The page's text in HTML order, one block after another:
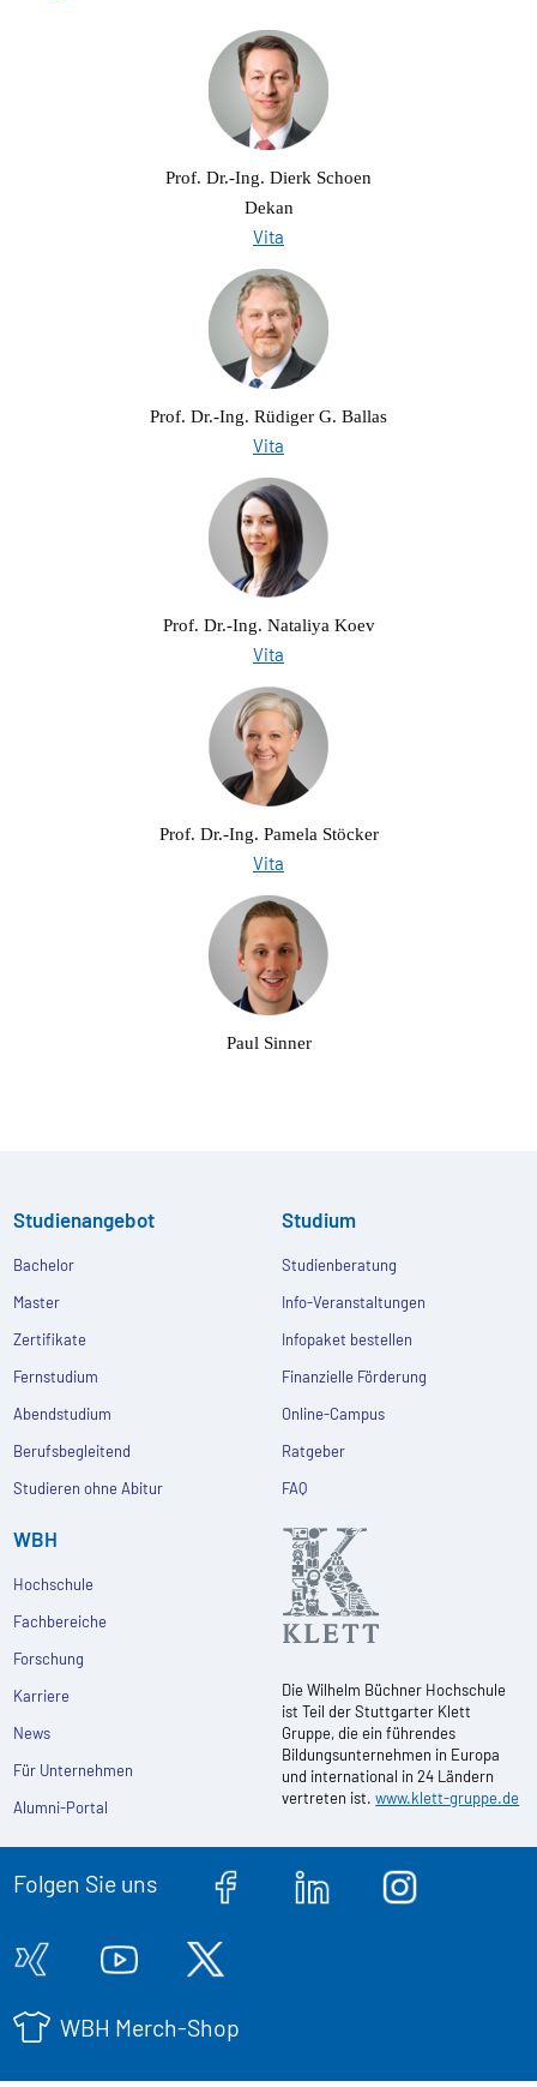
Prof. Dr.-Ing. Dierk Schoen
Dekan
Vita
Prof. Dr.-Ing. Rüdiger G. Ballas
Vita
Prof. Dr.-Ing. Nataliya Koev
Vita
Prof. Dr.-Ing. Pamela Stöcker
Vita
Paul Sinner
Studienangebot
Bachelor
Master
Zertifikate
Fernstudium
Abendstudium
Berufsbegleitend
Studieren ohne Abitur
Studium
Studienberatung
Info-Veranstaltungen
Infopaket bestellen
Finanzielle Förderung
Online-Campus
Ratgeber
FAQ
WBH
Hochschule
Fachbereiche
Forschung
Karriere
News
Für Unternehmen
Alumni-Portal
Die Wilhelm Büchner Hochschule
ist Teil der Stuttgarter Klett
Gruppe, die ein führendes
Bildungsunternehmen in Europa
und international in 24 Ländern
vertreten ist.www.klett-gruppe.de
Folgen Sie uns
WBH Merch-Shop